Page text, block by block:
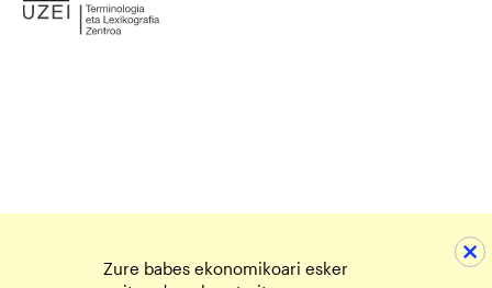
Zure babes ekonomikoari esker